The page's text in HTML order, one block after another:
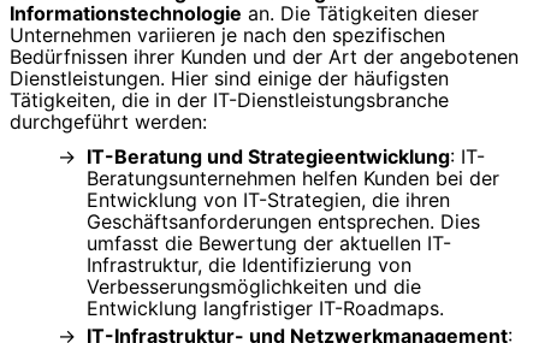
Informationstechnologie an. Die Tätigkeiten dieser
Unternehmen variieren je nach den spezifischen
Bedürfnissen ihrer Kunden und der Art der angebotenen
Dienstleistungen. Hier sind einige der häufigsten
Tätigkeiten, die in der IT-Dienstleistungsbranche
durchgeführt werden:
IT-Beratung und Strategieentwicklung: IT-
Beratungsunternehmen helfen Kunden bei der
Entwicklung von IT-Strategien, die ihren
Geschäftsanforderungen entsprechen. Dies
umfasst die Bewertung der aktuellen IT-
Infrastruktur, die Identifizierung von
Verbesserungsmöglichkeiten und die
Entwicklung langfristiger IT-Roadmaps.
IT-Infrastruktur- und Netzwerkmanagement: